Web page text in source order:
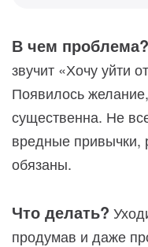
В чем проблема?
звучит «Хочу уйти
Появилось
существенна. Не
вредные привычки,
обязаны.
Что делать?
продумав и даже